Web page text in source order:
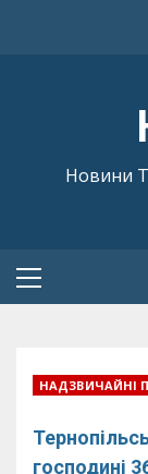
Новини
Primary
НАДЗВИЧАЙНІ
господині